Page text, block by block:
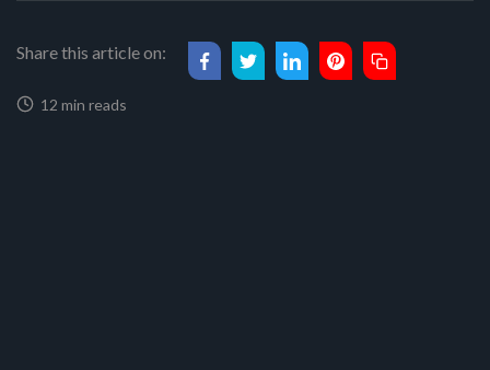
Share this article on:
12 min reads